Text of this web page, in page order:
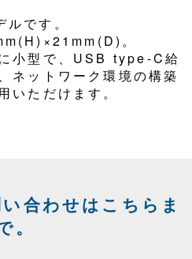
です。
。
小型で、USB type-C給
ネットワーク環境の構築
いただけます。
合わせはこちらま
。